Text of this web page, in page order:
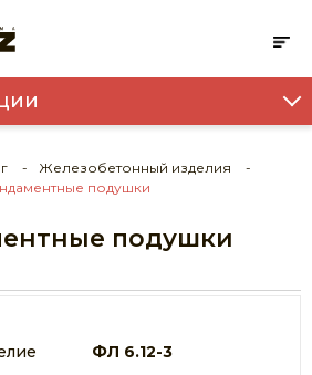
Железобетонный изделия
подушки
подушки
ФЛ 6.12-3